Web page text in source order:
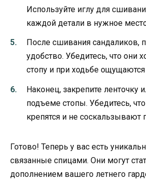
Используйте иглу для
каждой детали в нужное
После сшивания сандаликов,
удобство. Убедитесь, что они
стопу и при ходьбе
Наконец, закрепите ленточку
подъеме стопы. Убедитесь,
крепятся и не соскальзывают
Готово! Теперь у вас есть
связанные спицами. Они могут
дополнением вашего летнего